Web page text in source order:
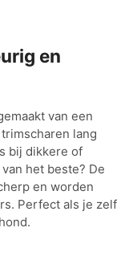
en
van een
lang
bij dikkere of
het beste? De
en worden
Perfect als je zelf